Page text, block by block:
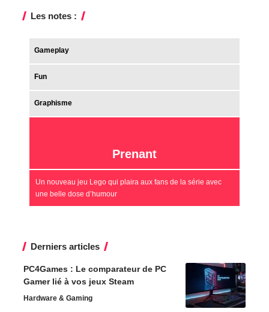
Les notes :
Gameplay
Fun
Graphisme
Prenant
Un nouveau jeu Lego qui plaira aux fans de la série avec
une belle dose d’humour
Derniers articles
PC4Games : Le comparateur de PC
Gamer lié à vos jeux Steam
Hardware & Gaming